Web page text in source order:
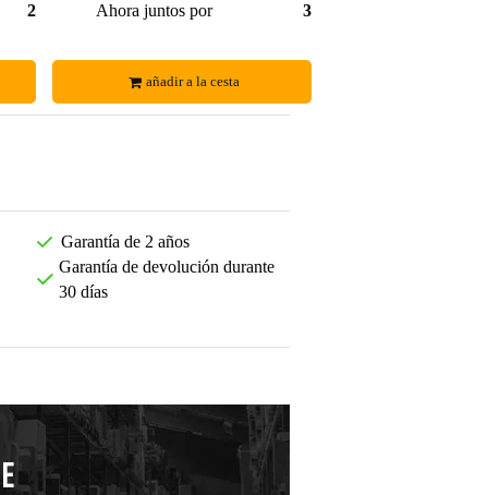
28,99 €
Ahora juntos por
35,00 €
añadir a la cesta
Garantía de 2 años
Garantía de devolución durante
30 días